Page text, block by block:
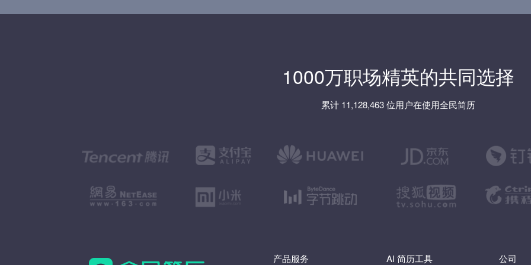
1000万职场精英的共同选择
累计 11,128,463 位用户在使用全民简历
产品服务 AI 简历工具 公司